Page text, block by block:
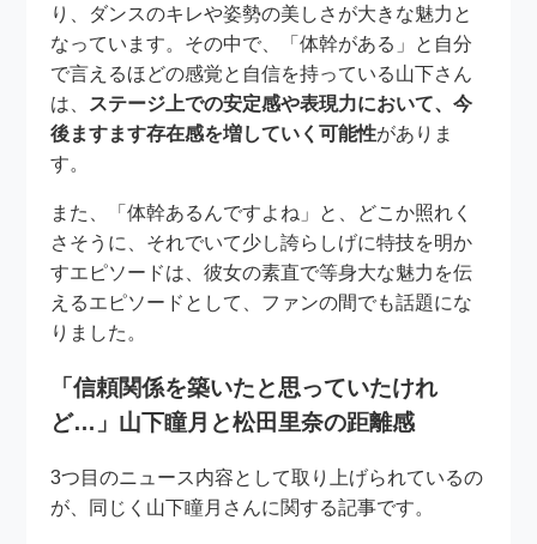
り、ダンスのキレや姿勢の美しさが大きな魅力と
なっています。その中で、「体幹がある」と自分
で言えるほどの感覚と自信を持っている山下さん
は、 ステージ上での安定感や表現力において、今
後ますます存在感を増していく可能性がありま
す。
また、「体幹あるんですよね」と、どこか照れく
さそうに、それでいて少し誇らしげに特技を明か
すエピソードは、彼女の素直で等身大な魅力を伝
えるエピソードとして、ファンの間でも話題にな
りました。
「信頼関係を築いたと思っていたけれ
ど…」山下瞳月と松田里奈の距離感
3つ目のニュース内容として取り上げられているの
が、同じく山下瞳月さんに関する記事です。